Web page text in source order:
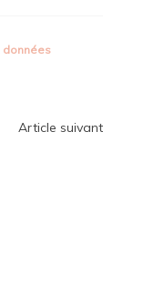
données
Article suivant